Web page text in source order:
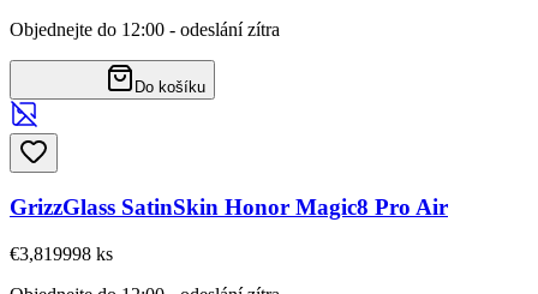
Objednejte do 12:00 - odeslání zítra
Do košíku
GrizzGlass SatinSkin Honor Magic8 Pro Air
€3,819998 ks